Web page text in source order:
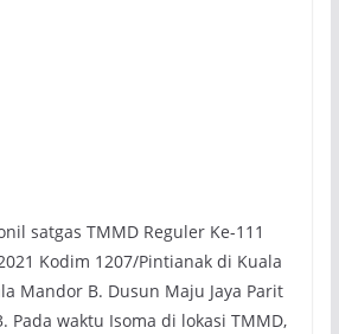
satgas TMMD Reguler Ke-111
Kodim 1207/Pintianak di Kuala
Mandor B. Dusun Maju Jaya Parit
Pada waktu Isoma di lokasi TMMD,